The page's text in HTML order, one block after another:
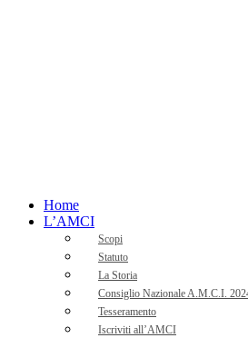
Home
L’AMCI
Scopi
Statuto
La Storia
Consiglio Nazionale A.M.C.I.
Tesseramento
Iscriviti all’AMCI